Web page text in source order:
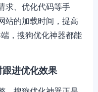
求、优化代码等手
站的加载时间，提高
，搜狗优化神器都能
进优化效果